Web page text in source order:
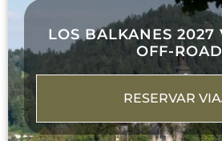
LOS BALKANES 2027
OFF-ROAD
RESERVAR